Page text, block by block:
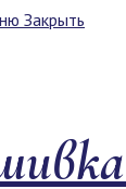
Закрыть